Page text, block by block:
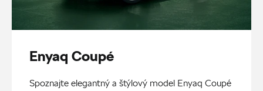
Enyaq Coupé
Spoznajte elegantný a štýlový model Enyaq Coupé